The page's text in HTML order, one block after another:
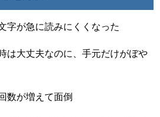
字が急に読みにくくなった
は大丈夫なのに、手元だけがぼや
数が増えて面倒